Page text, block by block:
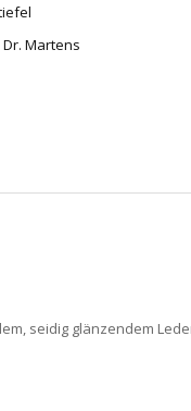
Dr. Martens
seidig glänzendem